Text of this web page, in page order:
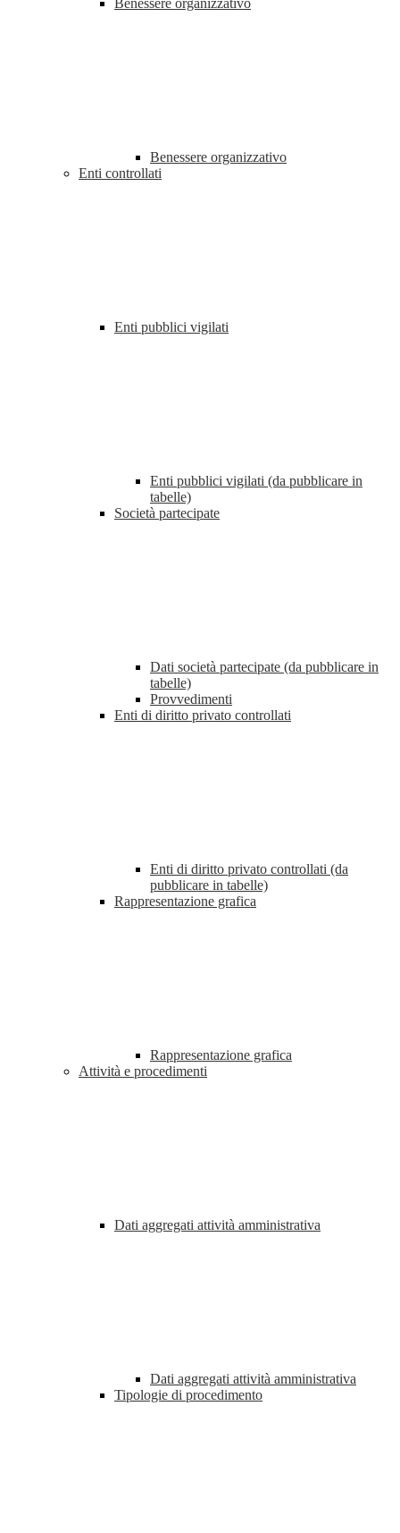
Benessere organizzativo
Benessere organizzativo
Enti controllati
Enti pubblici vigilati
Enti pubblici vigilati (da pubblicare in
tabelle)
Società partecipate
Dati società partecipate (da pubblicare in
tabelle)
Provvedimenti
Enti di diritto privato controllati
Enti di diritto privato controllati (da
pubblicare in tabelle)
Rappresentazione grafica
Rappresentazione grafica
Attività e procedimenti
Dati aggregati attività amministrativa
Dati aggregati attività amministrativa
Tipologie di procedimento